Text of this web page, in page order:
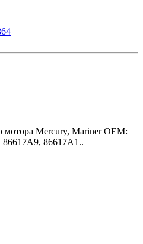
мотора Mercury, Mariner OEM:
86617A1..